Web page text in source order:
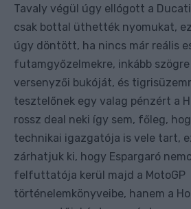
Tavaly végül úgy ellógott a
csak bottal üthették nyomukat,
úgy döntött, ha nincs már reális
futamgyőzelmekre, inkább
versenyzői bukóját, és
tesztelőnek egy valag pénzért a
rossz deal neki így sem, főleg,
technikai igazgatója is vele tart,
zárhatjuk ki, hogy Espargaró
felfuttatója kerül majd a MotoGP
történelemkönyveibe, hanem a